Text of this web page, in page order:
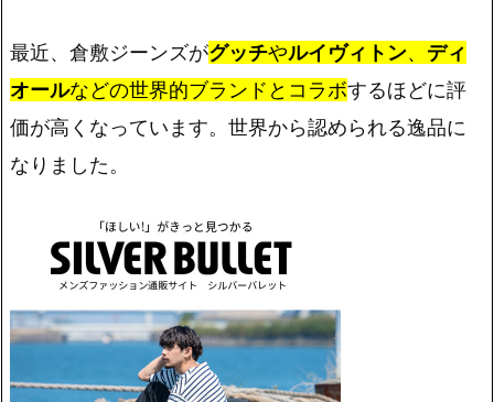
最近、倉敷ジーンズがグッチやルイヴィトン、 ディ
オールなどの世界的ブランドとコラボするほどに評
価が高くなっています。世界から認められる逸品に
なりました。